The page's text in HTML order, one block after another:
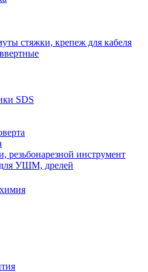
стяжки, крепеж для кабеля
SDS
резьбонарезной инструмент
УШМ, дрелей